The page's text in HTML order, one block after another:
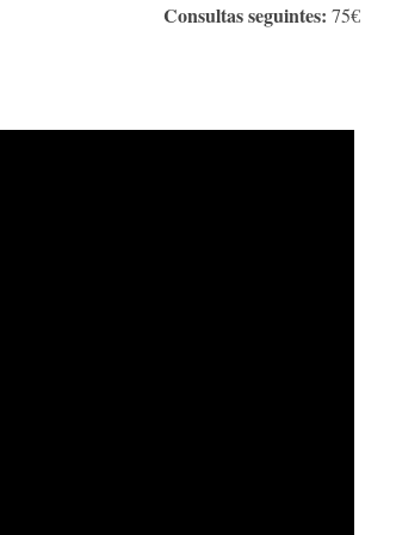
Consultas seguintes: 75€